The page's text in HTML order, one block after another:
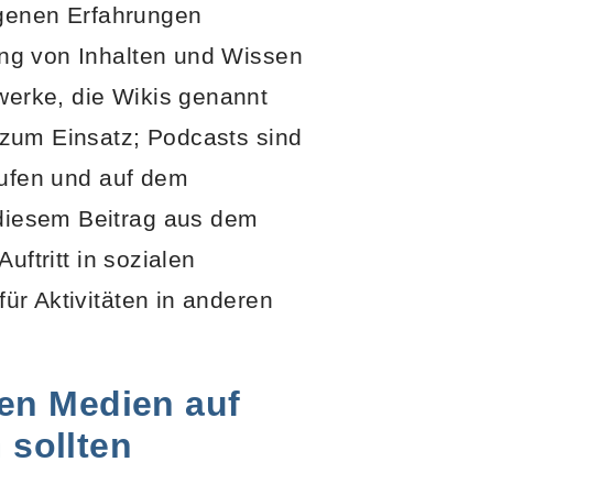
Erfahrungen
von Inhalten und Wissen
die Wikis genannt
Einsatz; Podcasts sind
und auf dem
Beitrag aus dem
in sozialen
Aktivitäten in anderen
Medien auf
sollten